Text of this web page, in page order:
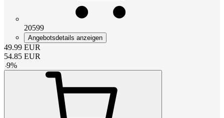
20599
Angebotsdetails anzeigen
49.99 EUR
54.85 EUR
-9%